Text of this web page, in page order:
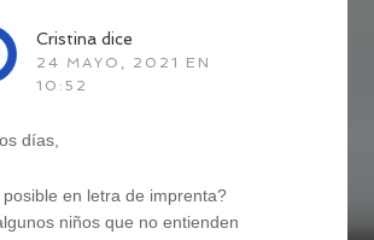
Cristina dice
24 MAYO, 2021 EN
10:52
días,
posible en letra de imprenta?
niños que no entienden